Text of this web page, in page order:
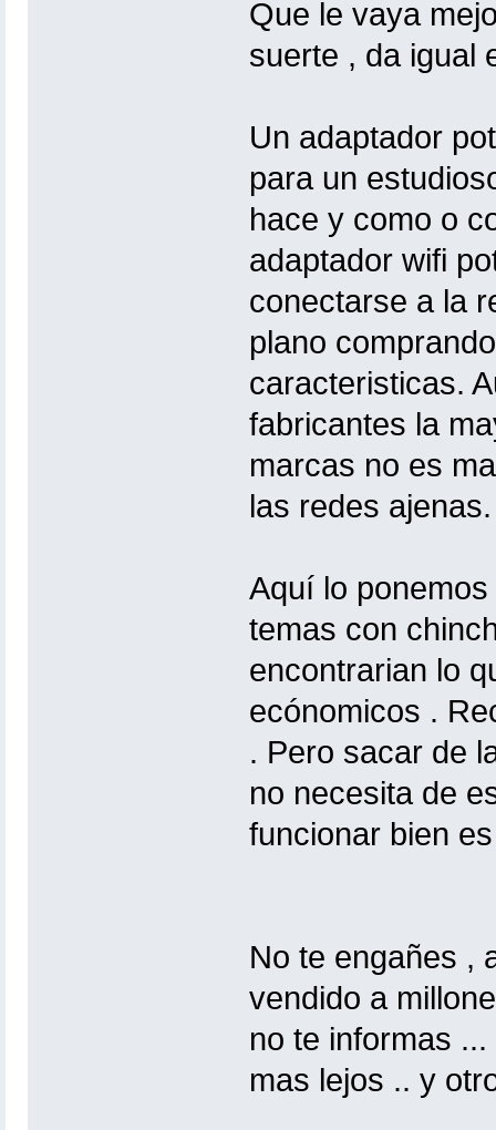
Que le vaya
suerte , da igual
Un adaptador
para un
hace y como o
adaptador wifi
conectarse a la
plano
caracteristicas.
fabricantes la
marcas no es
las redes ajenas.
Aquí lo
temas con
encontrarian lo
ecónomicos .
. Pero sacar de
no necesita de
funcionar bien
No te engañes ,
vendido a
no te informas
mas lejos .. y